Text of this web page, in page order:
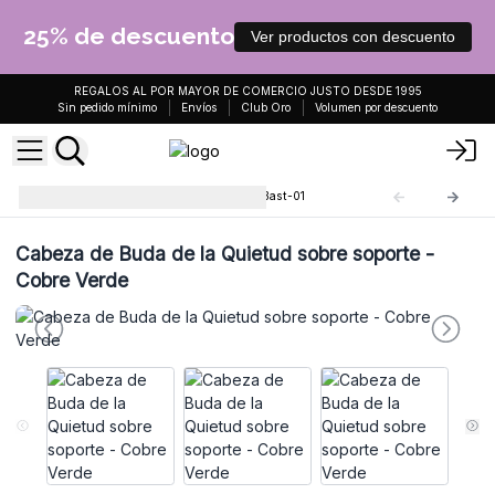
25% de descuento Ver productos con descuento
REGALOS AL POR MAYOR DE COMERCIO JUSTO DESDE 1995
Sin pedido mínimo
Envíos Club Oro Volumen por descuento
Bast-01
Cabeza de Buda de la Quietud sobre soporte -
Cobre Verde